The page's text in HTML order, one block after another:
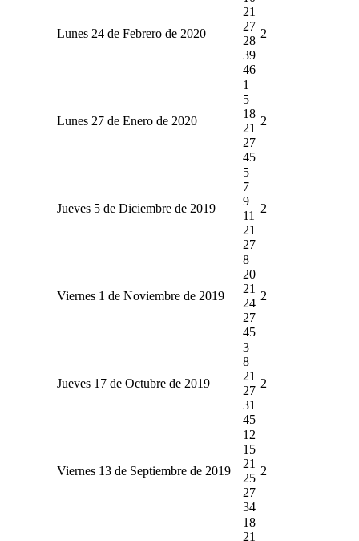
Lunes 24 de Febrero de 2020
21
27
28
39
46
2
Lunes 27 de Enero de 2020
1
5
18
21
27
45
2
Jueves 5 de Diciembre de 2019
5
7
9
11
21
27
2
Viernes 1 de Noviembre de 2019
8
20
21
24
27
45
2
Jueves 17 de Octubre de 2019
3
8
21
27
31
45
2
Viernes 13 de Septiembre de 2019
12
15
21
25
27
34
2
18
21